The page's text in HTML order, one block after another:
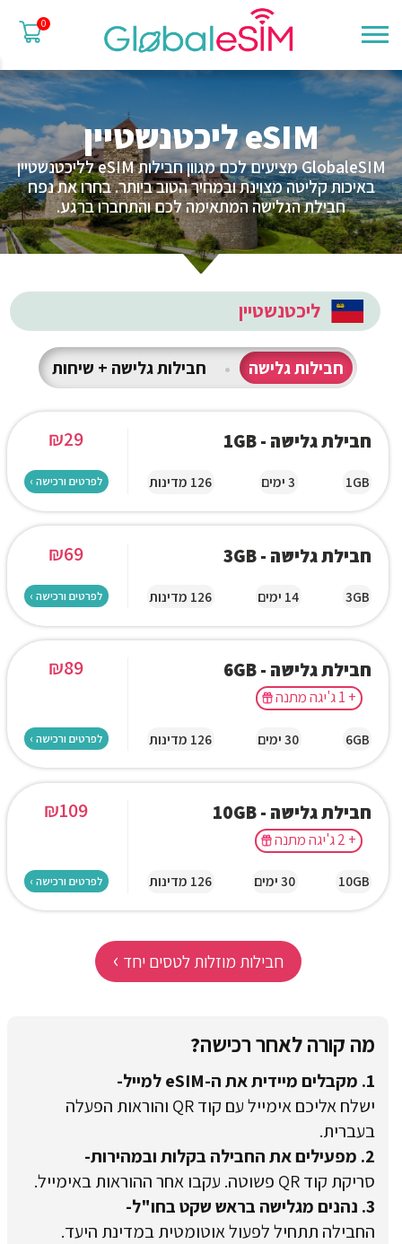
0
eSIM ליכטנשטיין
GlobaleSIM מציעים לכם מגוון חבילות eSIM לליכטנשטיין
באיכות קליטה מצוינת ובמחיר הטוב ביותר. בחרו את נפח
חבילת הגלישה המתאימה לכם והתחברו ברגע.
ליכטנשטיין
חבילות גלישה • חבילות גלישה + שיחות
חבילת גלישה - 1GB
1GB 3 ימים 126 מדינות
₪29
לפרטים ורכישה ›
חבילת גלישה - 3GB
3GB 14 ימים 126 מדינות
₪69
לפרטים ורכישה ›
חבילת גלישה - 6GB
+ 1 ג'יגה מתנה
6GB 30 ימים 126 מדינות
₪89
לפרטים ורכישה ›
חבילת גלישה - 10GB
+ 2 ג'יגה מתנה
10GB 30 ימים 126 מדינות
₪109
לפרטים ורכישה ›
חבילות מוזלות לטסים יחד ›
מה קורה לאחר רכישה?
1. מקבלים מיידית את ה-eSIM למייל-
ישלח אליכם אימייל עם קוד QR והוראות הפעלה
בעברית.
2. מפעילים את החבילה בקלות ובמהירות-
סריקת קוד QR פשוטה. עקבו אחר ההוראות באימייל.
3. נהנים מגלישה בראש שקט בחו"ל-
החבילה תתחיל לפעול אוטומטית במדינת היעד.